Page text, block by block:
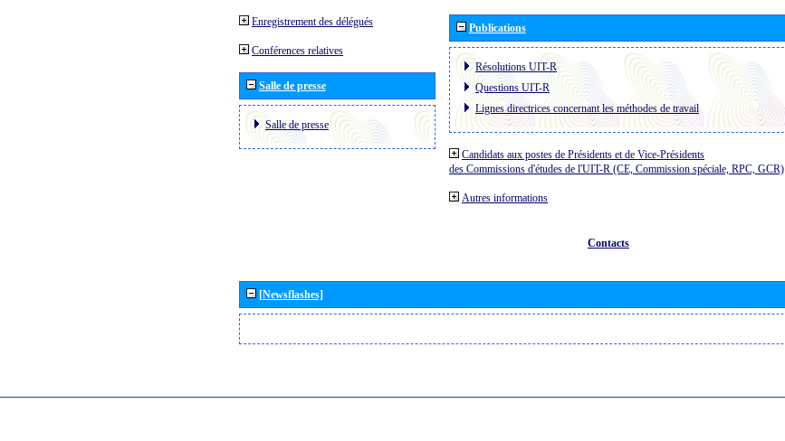
Enregistrement des délégués
Conférences relatives
Salle de presse
Salle de presse
Publications
Résolutions UIT-R
Questions UIT-R
Lignes directrices concernant les méthodes de travail
Candidats aux postes de Présidents et de Vice-Présidents
des Commissions d'études de l'UIT-R (CE, Commission spéciale, RPC, GCR)
Autres informations
Contacts
[Newsflashes]